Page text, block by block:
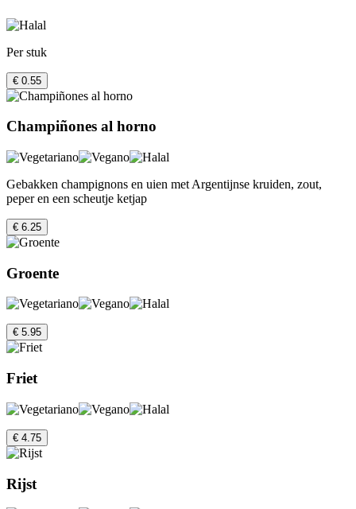
Per stuk
€ 0.55
Champiñones al horno
Gebakken champignons en uien met Argentijnse kruiden, zout,
peper en een scheutje ketjap
€ 6.25
Groente
€ 5.95
Friet
€ 4.75
Rijst